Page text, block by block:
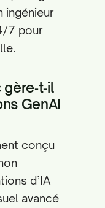
ingénieur
7 pour
GenAI
conçu
d’IA
avancé